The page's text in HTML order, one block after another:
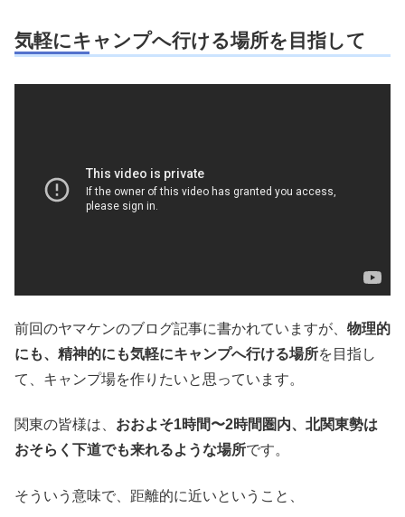
気軽にキャンプへ行ける場所を目指して
前回のヤマケンのブログ記事に書かれていますが、 物理的
にも、精神的にも気軽にキャンプへ行ける場所を目指し
て、キャンプ場を作りたいと思っています。
関東の皆様は、 おおよそ1時間〜2時間圏内、北関東勢は
おそらく下道でも来れるような場所です。
そういう意味で、距離的に近いということ、